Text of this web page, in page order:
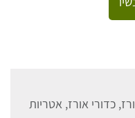
כדורי אורז, אטריות